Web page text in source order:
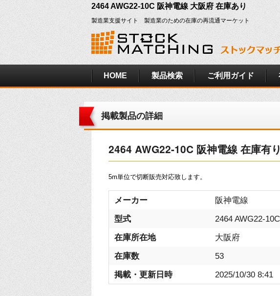
2464 AWG22-10C 阪神電線 大阪府 在庫あり
製造業支援サイト 製造業のための在庫の再流通マーケット
HOME 製品検索 ご利用ガイド
掲載製品の詳細
2464 AWG22-10C 阪神電線 在庫有り
5m単位で切断販売対応致します。
メーカー
阪神電線
型式
2464 AWG22-10C
在庫所在地
大阪府
在庫数
53
掲載・更新日時
2025/10/30 8:41